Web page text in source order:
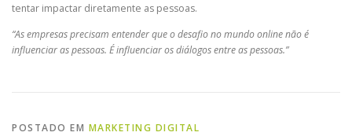
tentar impactar diretamente as pessoas.
“As empresas precisam entender que o desafio no mundo online não é
influenciar as pessoas. É influenciar os diálogos entre as pessoas.”
POSTADO EM MARKETING DIGITAL